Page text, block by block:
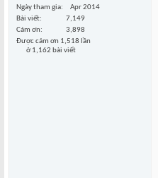
Ngày tham gia
Apr 2014
Bài viết
7,149
Cám ơn
3,898
Được cám ơn 1,518 lần
ở 1,162 bài viết